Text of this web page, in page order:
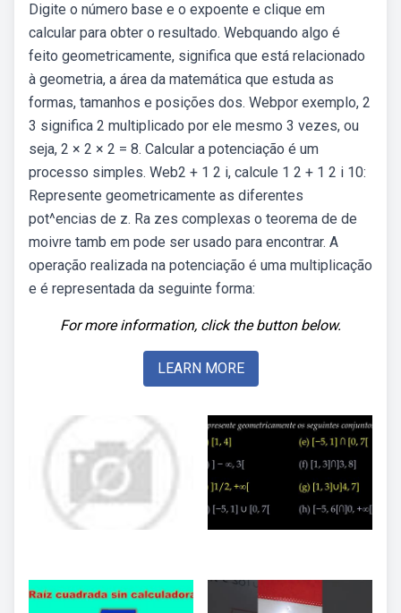
Digite o número base e o expoente e clique em
calcular para obter o resultado. Webquando algo é
feito geometricamente, significa que está relacionado
à geometria, a área da matemática que estuda as
formas, tamanhos e posições dos. Webpor exemplo, 2
3 significa 2 multiplicado por ele mesmo 3 vezes, ou
seja, 2 × 2 × 2 = 8. Calcular a potenciação é um
processo simples. Web2 + 1 2 i, calcule 1 2 + 1 2 i 10:
Represente geometricamente as diferentes
pot^encias de z. Ra zes complexas o teorema de de
moivre tamb em pode ser usado para encontrar. A
operação realizada na potenciação é uma multiplicação
e é representada da seguinte forma:
For more information, click the button below.
LEARN MORE